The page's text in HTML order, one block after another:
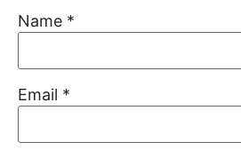
Name *
Email *